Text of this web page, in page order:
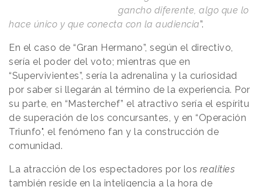
gancho diferente, algo que lo
hace único y que conecta con la audiencia”.
En el caso de “Gran Hermano”, según el directivo,
sería el poder del voto; mientras que en
“Supervivientes”, sería la adrenalina y la curiosidad
por saber si llegarán al término de la experiencia. Por
su parte, en “Masterchef” el atractivo sería el espíritu
de superación de los concursantes, y en “Operación
Triunfo", el fenómeno fan y la construcción de
comunidad.
La atracción de los espectadores por los realities
también reside en la inteligencia a la hora de